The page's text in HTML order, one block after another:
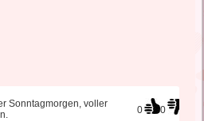
0 0
Sonntagmorgen, voller